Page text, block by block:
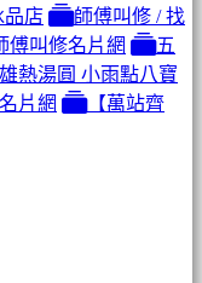
品店
師傅叫修 / 找
傅叫修名片網
五
熱湯圓 小雨點八寶
片網
【萬站齊